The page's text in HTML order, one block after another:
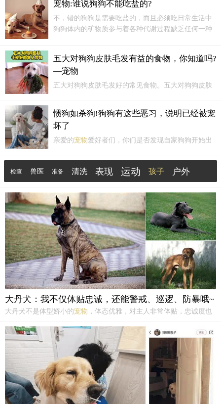
静、稳定的环境。2. 陌生人的接近随着社交媒体的普及，林浅经常带
着棉花糖参加
宠物 聚会。然而，每当有陌生人试图接近时，棉花...
宠物:谁说狗狗不能吃盐的?
不，错的狗狗是需要吃盐的，而且必须吃日常生活中
狗狗体内的矿物质参与着各种代谢过程缺乏任何一种
功能不可缺少的矿物质在AAFCO（美国饲...
五大对狗狗皮肤毛发有益的食物，你知道吗?
—宠物
五大对狗狗皮肤毛发好的常见食物。五大对狗狗皮肤
能让皮肤保持一定湿度，还能促进毛发健康，注意量
吃太多就成负担了。
惯狗如杀狗!狗狗有这些恶习，说明已经被宠
坏了
亲爱的宠物爱好者们，你们是否发现自家狗狗开始出
你们过度宠溺狗狗，导致它们被宠坏了。今天，我将
向大家分享一些狗狗的恶习，以及如何纠正这些恶
习，让狗狗重新回归健康和快乐的生活。
检查 兽医 准备 清洗 表现 运动 孩子 户外
户外活动 环境
大丹犬：我不仅体贴忠诚，还能警戒、巡逻、防暴哦~
大丹犬不是体型娇小的宠物 ，体态优雅，对主人非常体贴，忠诚度也
风险，也会勇敢地应对。所以只要训练得当，大丹犬不仅会警戒、巡
逻，还可以起到防暴的作用。